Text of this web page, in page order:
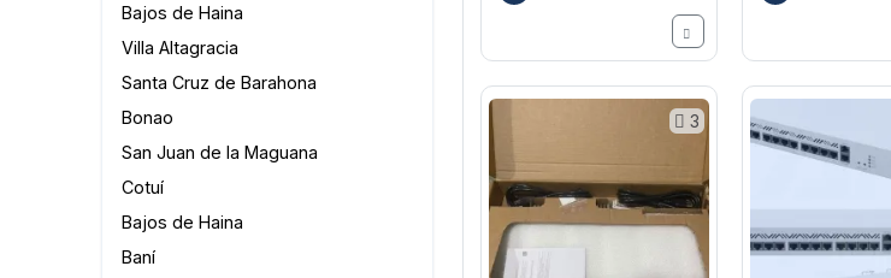
Bajos de Haina
Villa Altagracia
Santa Cruz de Barahona
Bonao
San Juan de la Maguana
Cotuí
Bajos de Haina
Baní
3